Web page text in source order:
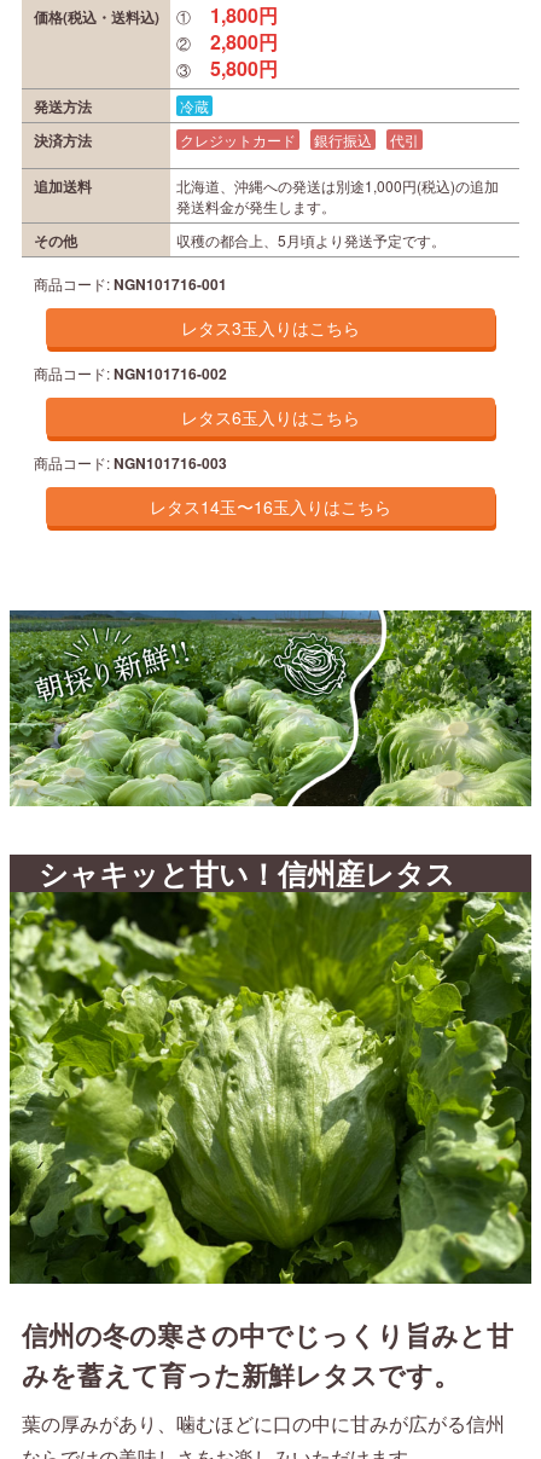
価格(税込・送料込) ① 1,800円
② 2,800円
③ 5,800円
発送方法 冷蔵
決済方法 クレジットカード 銀行振込 代引
追加送料
北海道、沖縄への発送は別途1,000円(税込)の追加
発送料金が発生します。
その他 収穫の都合上、5月頃より発送予定です。
商品コード:NGN101716-001
商品コード:NGN101716-002
商品コード:NGN101716-003
シャキッと甘い！信州産レタス
信州の冬の寒さの中でじっくり旨みと甘
みを蓄えて育った新鮮レタスです。
葉の厚みがあり、噛むほどに口の中に甘みが広がる信州